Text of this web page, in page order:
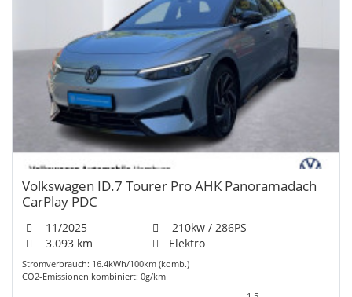
Volkswagen ID.7 Tourer Pro AHK Panoramadach
CarPlay PDC
11/2025
210kw / 286PS
3.093 km
Elektro
Stromverbrauch: 16.4kWh/100km (komb.)
CO2-Emissionen kombiniert: 0g/km